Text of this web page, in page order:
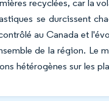
recyclées, car la
se durcissent
au Canada et
de la région. Le
hétérogènes sur les